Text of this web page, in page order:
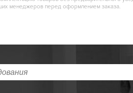
менеджеров перед оформлением заказа.